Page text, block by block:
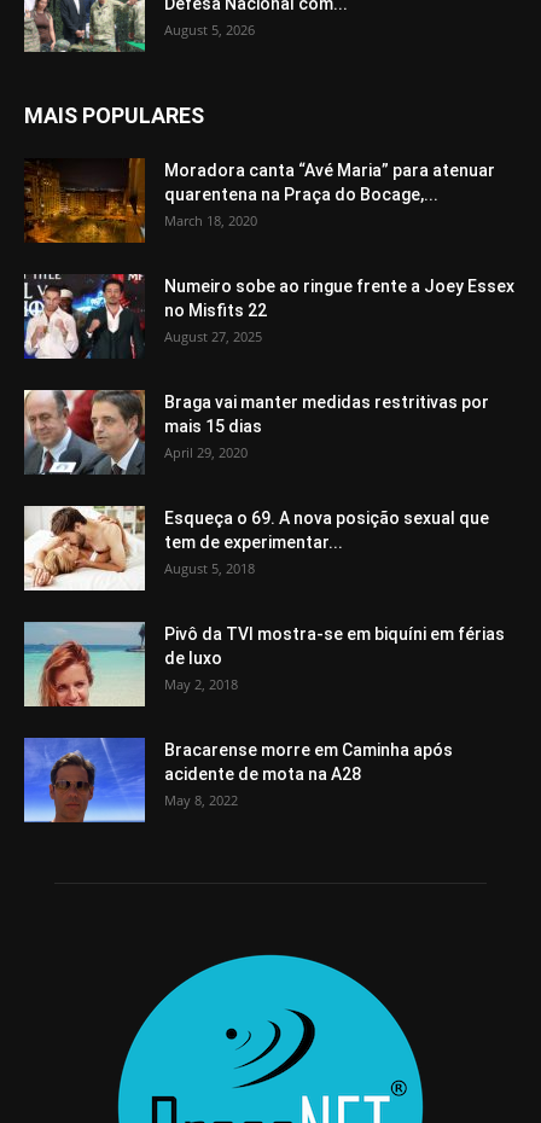
August 5, 2026
MAIS POPULARES
Moradora canta “Avé Maria” para atenuar
quarentena na Praça do Bocage,...
March 18, 2020
Numeiro sobe ao ringue frente a Joey Essex
no Misfits 22
August 27, 2025
Braga vai manter medidas restritivas por
mais 15 dias
April 29, 2020
Esqueça o 69. A nova posição sexual que
tem de experimentar...
August 5, 2018
Pivô da TVI mostra-se em biquíni em férias
de luxo
May 2, 2018
Bracarense morre em Caminha após
acidente de mota na A28
May 8, 2022